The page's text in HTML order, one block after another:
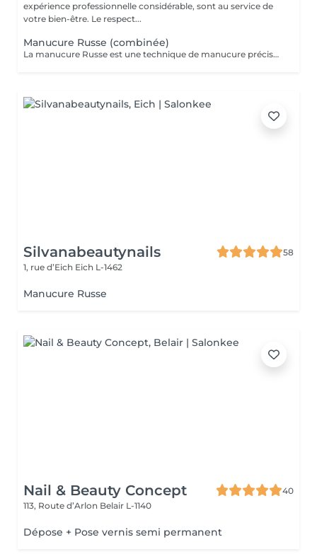
expérience professionnelle considérable, sont au service de
votre bien-être. Le respect...
Manucure Russe (combinée)
La manucure Russe est une technique de manucure précise réalisée à l'aide d'embouts adaptés pour nettoyer en profondeur les cuticules et le contour des ongles. Elle permet un rendu ultra net, propre et une finition impeccable. Idéale avant une pose de vernis semi-permanent ou gel.
Silvanabeautynails
58
1, rue d’Eich Eich L-1462
Manucure Russe
Nail & Beauty Concept
40
113, Route d’Arlon Belair L-1140
Dépose + Pose vernis semi permanent